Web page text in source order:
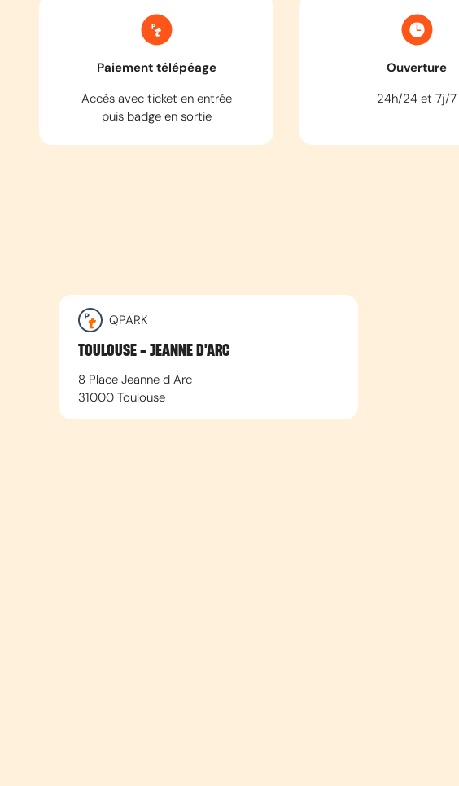
Paiement télépéage
Accès avec ticket en entrée
puis badge en sortie
Ouverture
24h/24 et 7j/7
QPARK
TOULOUSE - JEANNE D'ARC
8 Place Jeanne d Arc
31000 Toulouse